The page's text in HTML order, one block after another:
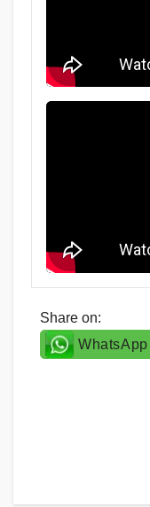
Share on:
WhatsApp